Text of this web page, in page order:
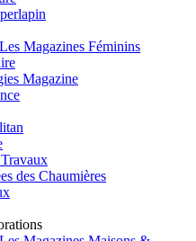
Magazines Féminins
Magazine
des Chaumières